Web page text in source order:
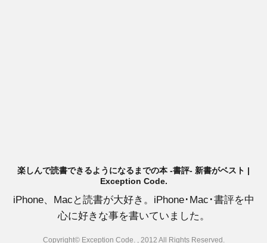
楽しんで読書できるようになるまでの本 -書評- 新書がベスト |
Exception Code.
iPhone、Macと読書が大好き。iPhone･Mac･書評を中
心に好きな事を書いていました。
Copyright© Exception Code. , 2012 All Rights Reserved.